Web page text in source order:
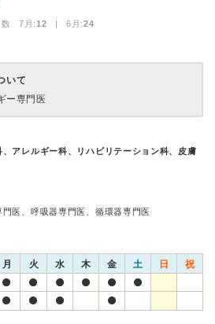
数 7月:12 | 6月:24
いて
ー専門医
アレルギー科、リハビリテーション科、皮膚
医、呼吸器専門医、循環器専門医
月 火 水 木 金 土 日 祝